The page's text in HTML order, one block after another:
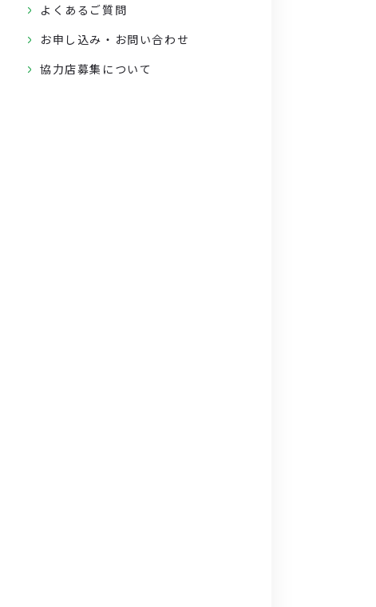
よくあるご質問
お申し込み・お問い合わせ
協力店募集について